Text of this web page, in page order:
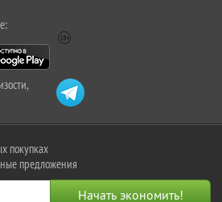
покупках
предложения